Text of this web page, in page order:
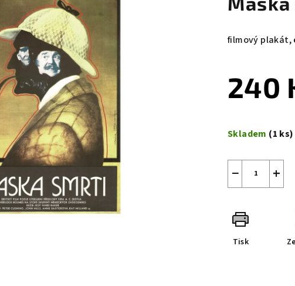
filmový plakát,
240
cena:
Skladem (1 ks)
+
−
Tisk